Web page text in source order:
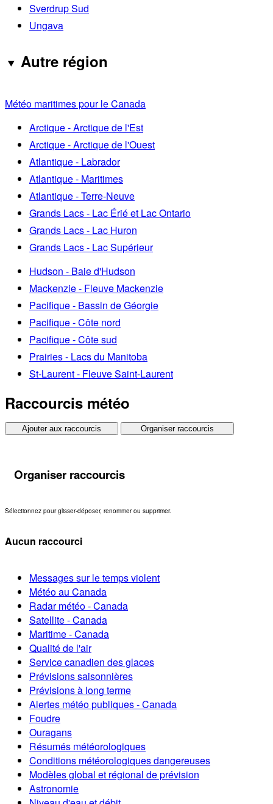
Sverdrup Sud
Ungava
Autre région
Météo maritimes pour le Canada
Arctique - Arctique de l'Est
Arctique - Arctique de l'Ouest
Atlantique - Labrador
Atlantique - Maritimes
Atlantique - Terre-Neuve
Grands Lacs - Lac Érié et Lac Ontario
Grands Lacs - Lac Huron
Grands Lacs - Lac Supérieur
Hudson - Baie d'Hudson
Mackenzie - Fleuve Mackenzie
Pacifique - Bassin de Géorgie
Pacifique - Côte nord
Pacifique - Côte sud
Prairies - Lacs du Manitoba
St-Laurent - Fleuve Saint-Laurent
Raccourcis météo
Ajouter aux raccourcis Organiser raccourcis
Organiser raccourcis
Sélectionnez pour glisser-déposer, renommer ou supprimer.
Aucun raccourci
Messages sur le temps violent
Météo au Canada
Radar météo - Canada
Satellite - Canada
Maritime - Canada
Qualité de l'air
Service canadien des glaces
Prévisions saisonnières
Prévisions à long terme
Alertes météo publiques - Canada
Foudre
Ouragans
Résumés météorologiques
Conditions météorologiques dangereuses
Modèles global et régional de prévision
Astronomie